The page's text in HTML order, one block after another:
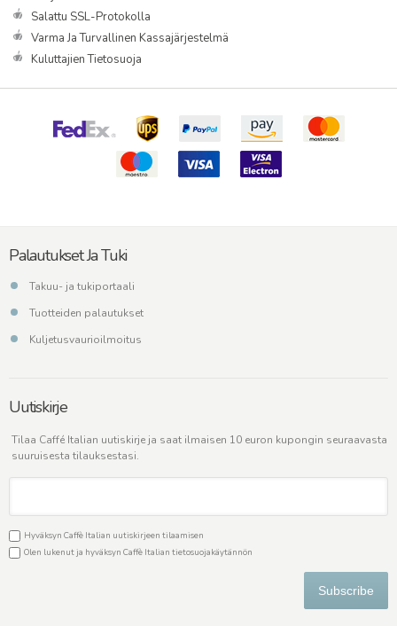
Salattu SSL-Protokolla
Varma Ja Turvallinen Kassajärjestelmä
Kuluttajien Tietosuoja
Palautukset Ja Tuki
Takuu- ja tukiportaali
Tuotteiden palautukset
Kuljetusvaurioilmoitus
Uutiskirje
Tilaa Caffé Italian uutiskirje ja saat ilmaisen 10 euron kupongin seuraavasta
suuruisesta tilauksestasi.
Hyväksyn Caffè Italian uutiskirjeen tilaamisen
Olen lukenut ja hyväksyn Caffè Italian tietosuojakäytännön
Subscribe